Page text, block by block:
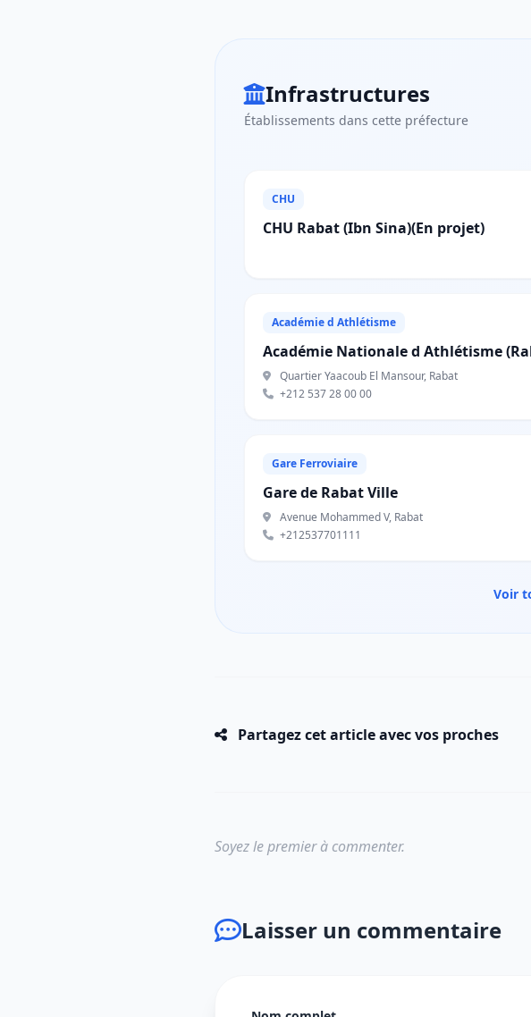
Infrastructures
Établissements dans cette préfecture
CHU
CHU Rabat (Ibn Sina)(En projet)
Académie d Athlétisme
Académie Nationale d Athlétisme
Quartier Yaacoub El Mansour, Rabat
+212 537 28 00 00
Gare Ferroviaire
Gare de Rabat Ville
Avenue Mohammed V, Rabat
+212537701111
Voir
Partagez cet article avec vos proches
Soyez le premier à commenter.
Laisser un commentaire